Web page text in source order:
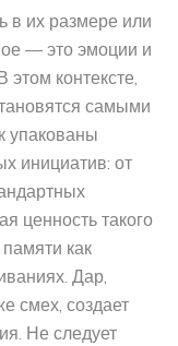
в их размере или
— это эмоции и
контексте,
самыми
упакованы
инициатив: от
ценность такого
как
Дар,
смех, создает
Не следует